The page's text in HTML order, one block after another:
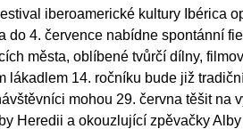
iberoamerické kultury Ibérica
do 4. července nabídne spontánní
města, oblíbené tvůrčí dílny,
lákadlem 14. ročníku bude již
mohou 29. června těšit na
Heredii a okouzlující zpěvačky Alby
Brno je městem známým pro
restaurace, divadla a
místem, kde si můžete legálně
různé kasinové hry. V
metropoli naleznete širokou
rulety až po moderní
hráče. V...